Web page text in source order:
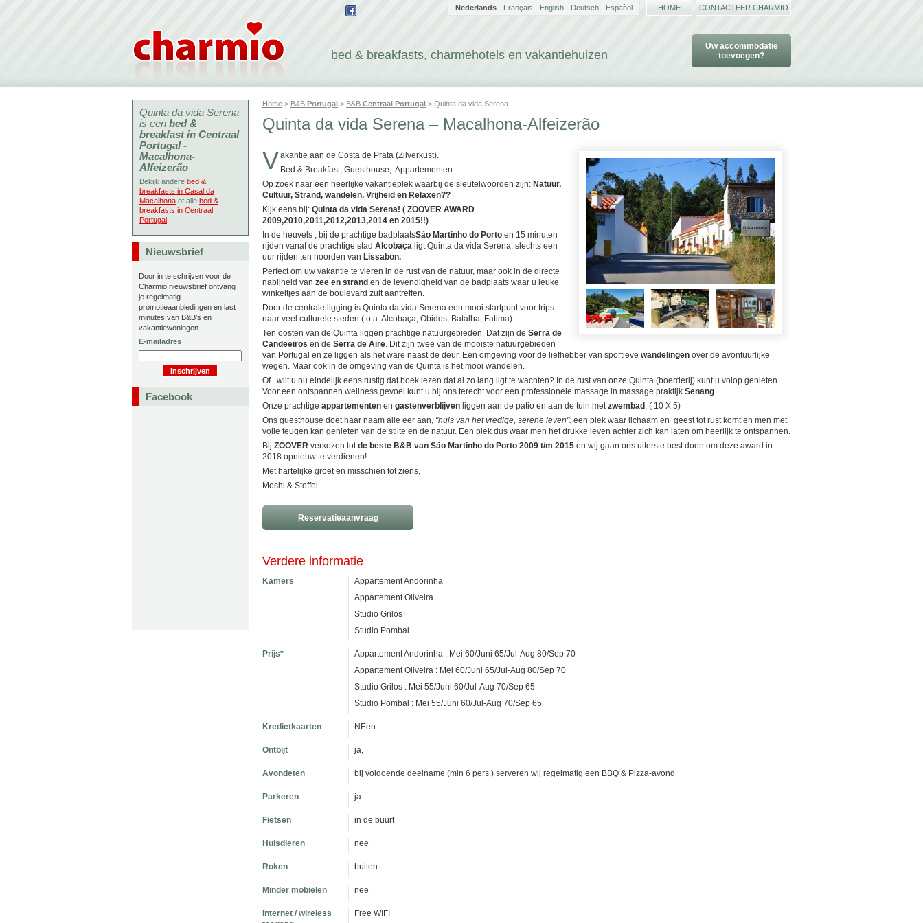
bed & breakfasts, charmehotels en vakantiehuizen
Uw accommodatie
toevoegen?
Nederlands Français English Deutsch Español HOME CONTACTEER CHARMIO
Home > B&B Portugal > B&B Centraal Portugal > Quinta da vida Serena
Quinta da vida Serena – Macalhona-Alfeizerão
Vakantie aan de Costa de Prata (Zilverkust).
Bed & Breakfast, Guesthouse, Appartementen.
Op zoek naar een heerlijke vakantieplek waarbij de sleutelwoorden zijn: Natuur,
Cultuur, Strand, wandelen, Vrijheid en Relaxen??
Kijk eens bij: Quinta da vida Serena! ( ZOOVER AWARD
2009,2010,2011,2012,2013,2014 en 2015!!)
In de heuvels , bij de prachtige badplaatsSão Martinho do Porto en 15 minuten
rijden vanaf de prachtige stad Alcobaça ligt Quinta da vida Serena, slechts een
uur rijden ten noorden van Lissabon.
Perfect om uw vakantie te vieren in de rust van de natuur, maar ook in de directe
nabijheid van zee en strand en de levendigheid van de badplaats waar u leuke
winkeltjes aan de boulevard zult aantreffen.
Door de centrale ligging is Quinta da vida Serena een mooi startpunt voor trips
naar veel culturele steden.( o.a. Alcobaça, Obidos, Batalha, Fatima)
Ten oosten van de Quinta liggen prachtige natuurgebieden. Dat zijn de Serra de
Candeeiros en de Serra de Aire. Dit zijn twee van de mooiste natuurgebieden
van Portugal en ze liggen als het ware naast de deur. Een omgeving voor de liefhebber van sportieve wandelingen over de avontuurlijke
wegen. Maar ook in de omgeving van de Quinta is het mooi wandelen.
Of.. wilt u nu eindelijk eens rustig dat boek lezen dat al zo lang ligt te wachten? In de rust van onze Quinta (boerderij) kunt u volop genieten.
Voor een ontspannen wellness gevoel kunt u bij ons terecht voor een professionele massage in massage praktijk Senang.
Onze prachtige appartementen en gastenverblijven liggen aan de patio en aan de tuin metzwembad . ( 10 X 5)
Ons guesthouse doet haar naam alle eer aan, "huis van het vredige, serene leven": een plek waar lichaam en geest tot rust komt en men met
volle teugen kan genieten van de stilte en de natuur. Een plek dus waar men het drukke leven achter zich kan laten om heerlijk te ontspannen.
Bij ZOOVER verkozen totde beste B&B van São Martinho do Porto 2009 t/m 2015 en wij gaan ons uiterste best doen om deze award in
2018 opnieuw te verdienen!
Met hartelijke groet en misschien tot ziens,
Moshi & Stoffel
Reservatieaanvraag
Verdere informatie
Kamers
Appartement Andorinha
Appartement Oliveira
Studio Grilos
Studio Pombal
Prijs*
Appartement Andorinha : Mei 60/Juni 65/Jul-Aug 80/Sep 70
Appartement Oliveira : Mei 60/Juni 65/Jul-Aug 80/Sep 70
Studio Grilos : Mei 55/Juni 60/Jul-Aug 70/Sep 65
Studio Pombal : Mei 55/Juni 60/Jul-Aug 70/Sep 65
Kredietkaarten NEen
Ontbijt ja,
Avondeten bij voldoende deelname (min 6 pers.) serveren wij regelmatig een BBQ & Pizza-avond
Parkeren ja
Fietsen in de buurt
Huisdieren nee
Roken buiten
Minder mobielen nee
Internet / wireless
Free WIFI
Quinta da vida Serena
is een bed &
breakfast in Centraal
Portugal -
Macalhona-
Alfeizerão
Bekijk andere bed &
breakfasts in Casal da
Macalhona of alle bed &
breakfasts in Centraal
Portugal
Nieuwsbrief
Door in te schrijven voor de
Charmio nieuwsbrief ontvang
je regelmatig
promotieaanbiedingen en last
minutes van B&B's en
vakantiewoningen.
E-mailadres
Facebook